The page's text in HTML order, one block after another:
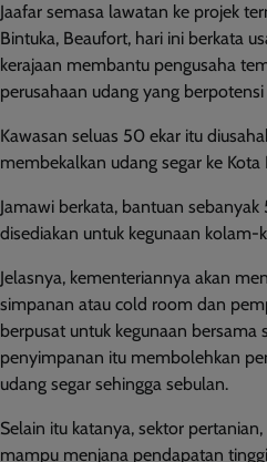
Jaafar semasa lawatan ke projek
Bintuka, Beaufort, hari ini berkata
kerajaan membantu pengusaha
perusahaan udang yang
Kawasan seluas 50 ekar itu
membekalkan udang segar ke
Jamawi berkata, bantuan
disediakan untuk kegunaan kolam-
Jelasnya, kementeriannya akan
simpanan atau cold room dan
berpusat untuk kegunaan bersama
penyimpanan itu membolehkan
udang segar sehingga sebulan.
Selain itu katanya, sektor
mampu menjana pendapatan